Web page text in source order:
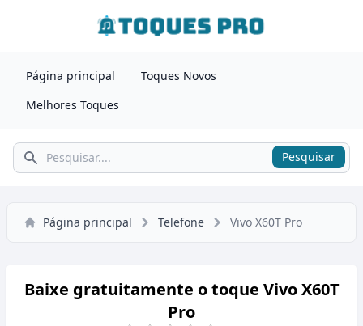
Página principal
Toques Novos
Melhores Toques
Pesquisar Pesquisar
Página principal Telefone Vivo X60T Pro
Baixe gratuitamente o toque Vivo X60T
Pro